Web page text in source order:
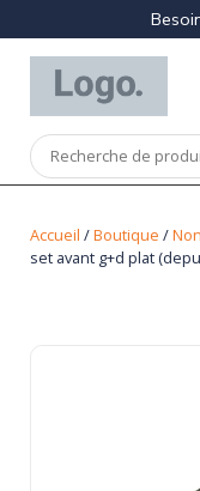
Accueil /Boutique /
set avant g+d plat